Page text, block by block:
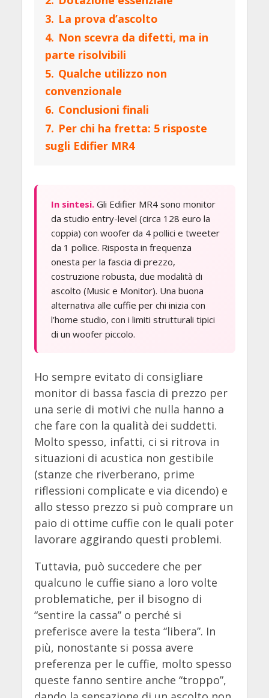
3. La prova d’ascolto
4. Non scevra da difetti, ma in
parte risolvibili
5. Qualche utilizzo non
convenzionale
6. Conclusioni finali
7. Per chi ha fretta: 5 risposte
sugli Edifier MR4
In sintesi.Gli Edifier MR4 sono monitor
da studio entry-level (circa 128 euro la
coppia) con woofer da 4 pollici e tweeter
da 1 pollice. Risposta in frequenza
onesta per la fascia di prezzo,
costruzione robusta, due modalità di
ascolto (Music e Monitor). Una buona
alternativa alle cuffie per chi inizia con
l’home studio, con i limiti strutturali tipici
di un woofer piccolo.
Ho sempre evitato di consigliare
monitor di bassa fascia di prezzo per
una serie di motivi che nulla hanno a
che fare con la qualità dei suddetti.
Molto spesso, infatti, ci si ritrova in
situazioni di acustica non gestibile
(stanze che riverberano, prime
riflessioni complicate e via dicendo) e
allo stesso prezzo si può comprare un
paio di ottime cuffie con le quali poter
lavorare aggirando questi problemi.
Tuttavia, può succedere che per
qualcuno le cuffie siano a loro volte
problematiche, per il bisogno di
“sentire la cassa” o perché si
preferisce avere la testa “libera”. In
più, nonostante si possa avere
preferenza per le cuffie, molto spesso
queste fanno sentire anche “troppo”,